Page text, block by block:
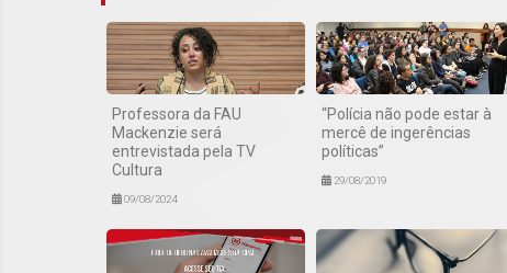
Professora da FAU
Mackenzie será
entrevistada pela TV
Cultura
09/08/2024
“Polícia não pode estar à
mercê de ingerências
políticas”
29/08/2019